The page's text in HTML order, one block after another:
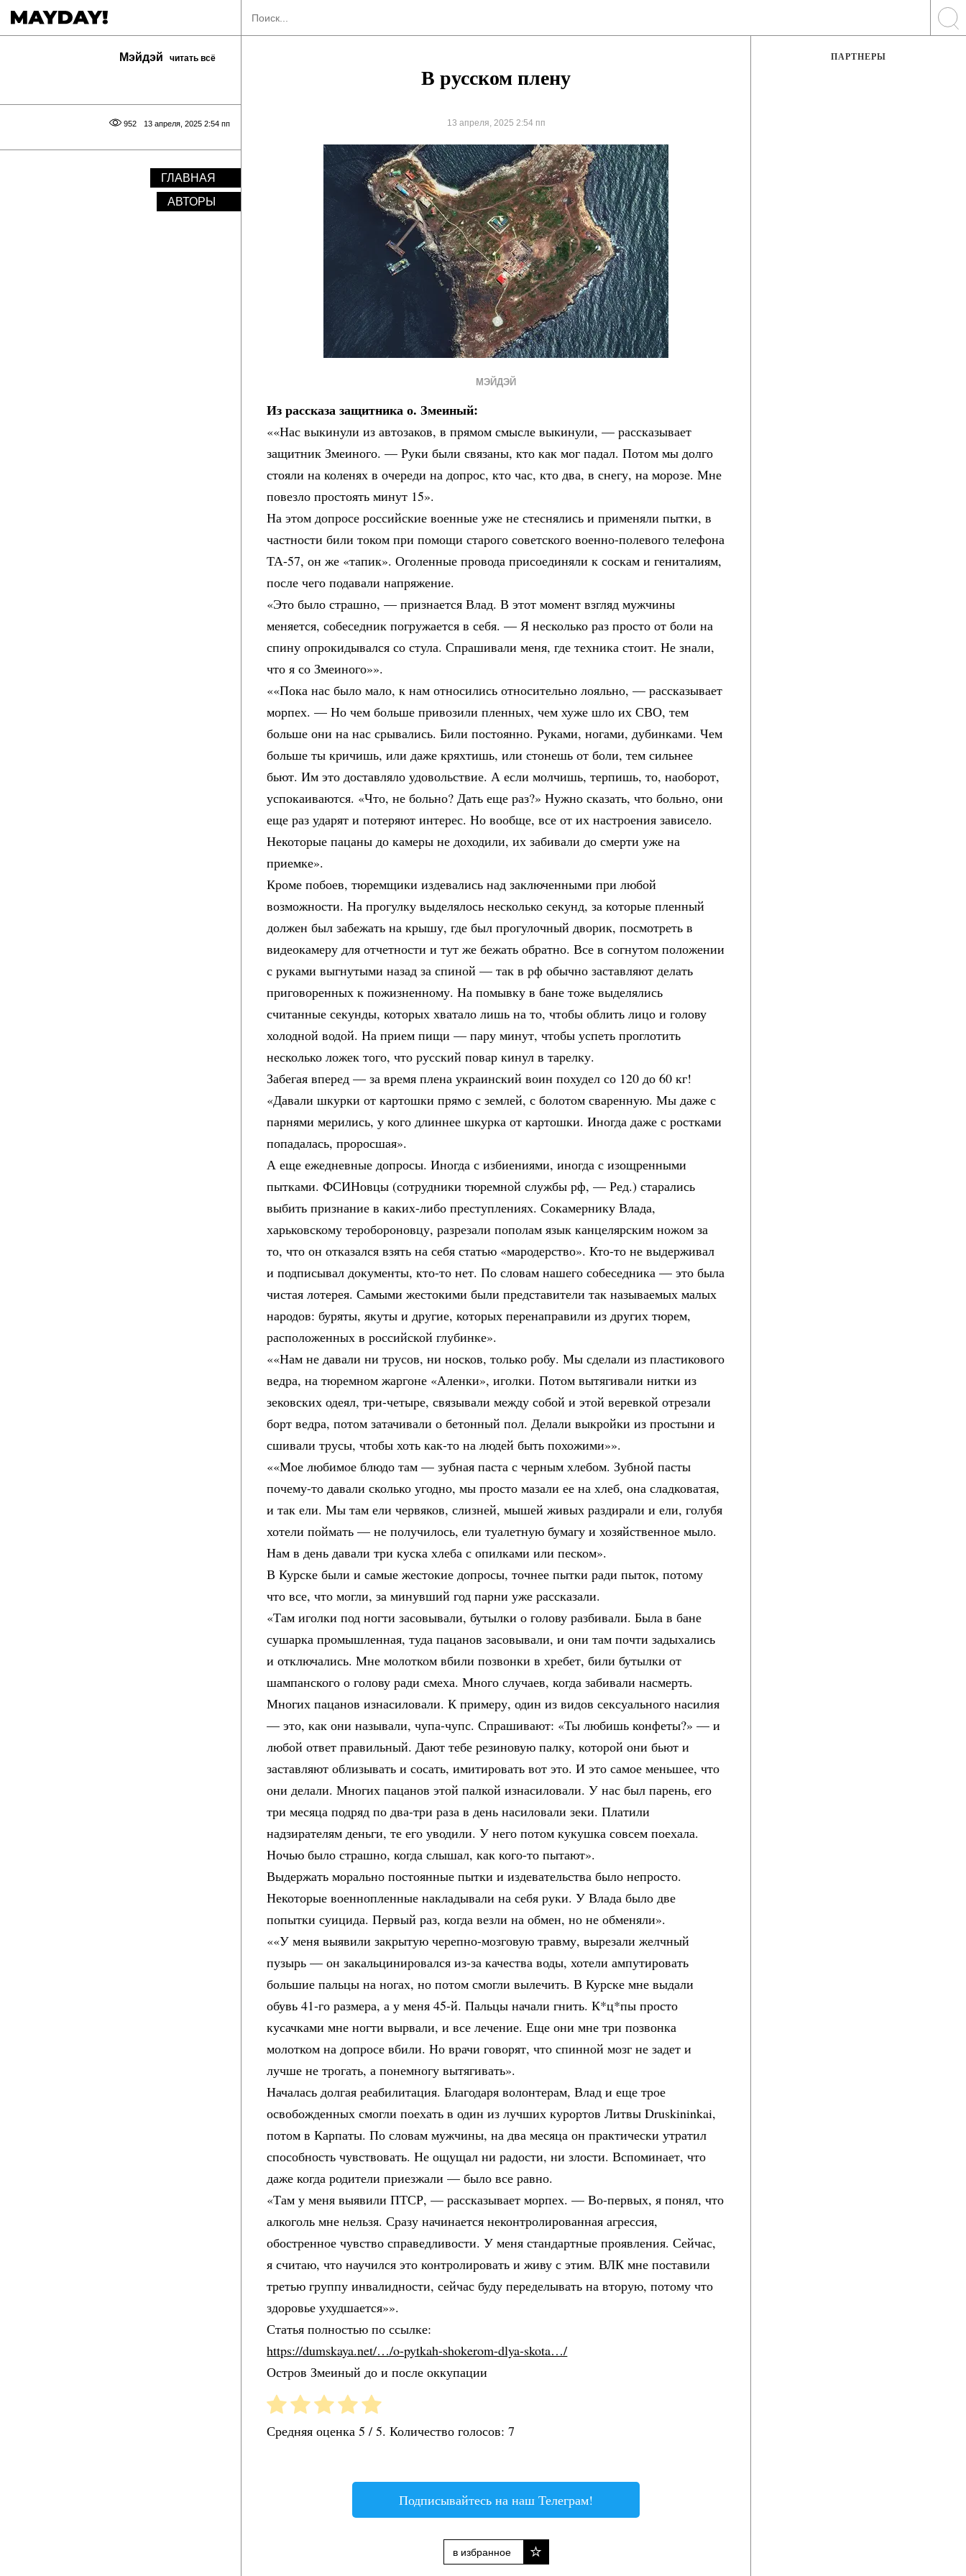
Мэйдэй читать всё
13 апреля, 2025 2:54 пп
952
ГЛАВНАЯ
АВТОРЫ
В русском плену
13 апреля, 2025 2:54 пп
МЭЙДЭЙ
Из рассказа защитника о. Змеиный:
««Нас выкинули из автозаков, в прямом смысле выкинули, — рассказывает
защитник Змеиного. — Руки были связаны, кто как мог падал. Потом мы долго
стояли на коленях в очереди на допрос, кто час, кто два, в снегу, на морозе. Мне
повезло простоять минут 15».
На этом допросе российские военные уже не стеснялись и применяли пытки, в
частности били током при помощи старого советского военно-полевого телефона
ТА-57, он же «тапик». Оголенные провода присоединяли к соскам и гениталиям,
после чего подавали напряжение.
«Это было страшно, — признается Влад. В этот момент взгляд мужчины
меняется, собеседник погружается в себя. — Я несколько раз просто от боли на
спину опрокидывался со стула. Спрашивали меня, где техника стоит. Не знали,
что я со Змеиного»».
««Пока нас было мало, к нам относились относительно лояльно, — рассказывает
морпех. — Но чем больше привозили пленных, чем хуже шло их СВО, тем
больше они на нас срывались. Били постоянно. Руками, ногами, дубинками. Чем
больше ты кричишь, или даже кряхтишь, или стонешь от боли, тем сильнее
бьют. Им это доставляло удовольствие. А если молчишь, терпишь, то, наоборот,
успокаиваются. «Что, не больно? Дать еще раз?» Нужно сказать, что больно, они
еще раз ударят и потеряют интерес. Но вообще, все от их настроения зависело.
Некоторые пацаны до камеры не доходили, их забивали до смерти уже на
приемке».
Кроме побоев, тюремщики издевались над заключенными при любой
возможности. На прогулку выделялось несколько секунд, за которые пленный
должен был забежать на крышу, где был прогулочный дворик, посмотреть в
видеокамеру для отчетности и тут же бежать обратно. Все в согнутом положении
с руками выгнутыми назад за спиной — так в рф обычно заставляют делать
приговоренных к пожизненному. На помывку в бане тоже выделялись
считанные секунды, которых хватало лишь на то, чтобы облить лицо и голову
холодной водой. На прием пищи — пару минут, чтобы успеть проглотить
несколько ложек того, что русский повар кинул в тарелку.
Забегая вперед — за время плена украинский воин похудел со 120 до 60 кг!
«Давали шкурки от картошки прямо с землей, с болотом сваренную. Мы даже с
парнями мерились, у кого длиннее шкурка от картошки. Иногда даже с ростками
попадалась, проросшая».
А еще ежедневные допросы. Иногда с избиениями, иногда с изощренными
пытками. ФСИНовцы (сотрудники тюремной службы рф, — Ред.) старались
выбить признание в каких-либо преступлениях. Сокамернику Влада,
харьковскому теробороновцу, разрезали пополам язык канцелярским ножом за
то, что он отказался взять на себя статью «мародерство». Кто-то не выдерживал
и подписывал документы, кто-то нет. По словам нашего собеседника — это была
чистая лотерея. Самыми жестокими были представители так называемых малых
народов: буряты, якуты и другие, которых перенаправили из других тюрем,
расположенных в российской глубинке».
««Нам не давали ни трусов, ни носков, только робу. Мы сделали из пластикового
ведра, на тюремном жаргоне «Аленки», иголки. Потом вытягивали нитки из
зековских одеял, три-четыре, связывали между собой и этой веревкой отрезали
борт ведра, потом затачивали о бетонный пол. Делали выкройки из простыни и
сшивали трусы, чтобы хоть как-то на людей быть похожими»».
««Мое любимое блюдо там — зубная паста с черным хлебом. Зубной пасты
почему-то давали сколько угодно, мы просто мазали ее на хлеб, она сладковатая,
и так ели. Мы там ели червяков, слизней, мышей живых раздирали и ели, голубя
хотели поймать — не получилось, ели туалетную бумагу и хозяйственное мыло.
Нам в день давали три куска хлеба с опилками или песком».
В Курске были и самые жестокие допросы, точнее пытки ради пыток, потому
что все, что могли, за минувший год парни уже рассказали.
«Там иголки под ногти засовывали, бутылки о голову разбивали. Была в бане
сушарка промышленная, туда пацанов засовывали, и они там почти задыхались
и отключались. Мне молотком вбили позвонки в хребет, били бутылки от
шампанского о голову ради смеха. Много случаев, когда забивали насмерть.
Многих пацанов изнасиловали. К примеру, один из видов сексуального насилия
— это, как они называли, чупа-чупс. Спрашивают: «Ты любишь конфеты?» — и
любой ответ правильный. Дают тебе резиновую палку, которой они бьют и
заставляют облизывать и сосать, имитировать вот это. И это самое меньшее, что
они делали. Многих пацанов этой палкой изнасиловали. У нас был парень, его
три месяца подряд по два-три раза в день насиловали зеки. Платили
надзирателям деньги, те его уводили. У него потом кукушка совсем поехала.
Ночью было страшно, когда слышал, как кого-то пытают».
Выдержать морально постоянные пытки и издевательства было непросто.
Некоторые военнопленные накладывали на себя руки. У Влада было две
попытки суицида. Первый раз, когда везли на обмен, но не обменяли».
««У меня выявили закрытую черепно-мозговую травму, вырезали желчный
пузырь — он закальцинировался из-за качества воды, хотели ампутировать
большие пальцы на ногах, но потом смогли вылечить. В Курске мне выдали
обувь 41-го размера, а у меня 45-й. Пальцы начали гнить. К*ц*пы просто
кусачками мне ногти вырвали, и все лечение. Еще они мне три позвонка
молотком на допросе вбили. Но врачи говорят, что спинной мозг не задет и
лучше не трогать, а понемногу вытягивать».
Началась долгая реабилитация. Благодаря волонтерам, Влад и еще трое
освобожденных смогли поехать в один из лучших курортов Литвы Druskininkai,
потом в Карпаты. По словам мужчины, на два месяца он практически утратил
способность чувствовать. Не ощущал ни радости, ни злости. Вспоминает, что
даже когда родители приезжали — было все равно.
«Там у меня выявили ПТСР, — рассказывает морпех. — Во-первых, я понял, что
алкоголь мне нельзя. Сразу начинается неконтролированная агрессия,
обостренное чувство справедливости. У меня стандартные проявления. Сейчас,
я считаю, что научился это контролировать и живу с этим. ВЛК мне поставили
третью группу инвалидности, сейчас буду переделывать на вторую, потому что
здоровье ухудшается»».
Статья полностью по ссылке:
https://dumskaya.net/…/o-pytkah-shokerom-dlya-skota…/
Остров Змеиный до и после оккупации
Средняя оценка5 / 5. Количество голосов:7
Подписывайтесь на наш Телеграм!
в избранное
ПАРТНЕРЫ